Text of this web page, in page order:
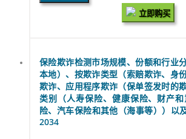
立即购买
保险欺诈检测市场规模、份额和行业
本地）、按欺诈类型（索赔欺诈、身
欺诈、应用程序欺诈（保单签发时的
类别（人寿保险、健康保险、财产
险、汽车保险和其他（海事等））以
2034